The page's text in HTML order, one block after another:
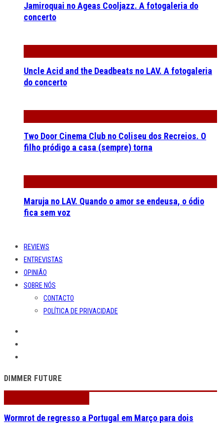
Jamiroquai no Ageas Cooljazz. A fotogaleria do
concerto
Uncle Acid and the Deadbeats no LAV. A fotogaleria
do concerto
Two Door Cinema Club no Coliseu dos Recreios. O
filho pródigo a casa (sempre) torna
Maruja no LAV. Quando o amor se endeusa, o ódio
fica sem voz
REVIEWS
ENTREVISTAS
OPINIÃO
SOBRE NÓS
CONTACTO
POLÍTICA DE PRIVACIDADE
DIMMER FUTURE
Wormrot de regresso a Portugal em Março para dois